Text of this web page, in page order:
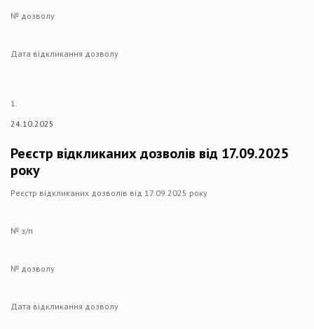
№ дозволу
Дата відкликання дозволу
1.
24.10.2025
Реєстр відкликаних дозволів від 17.09.2025
року
Реєстр відкликаних дозволів від 17.09.2025 року
№ з/п
№ дозволу
Дата відкликання дозволу